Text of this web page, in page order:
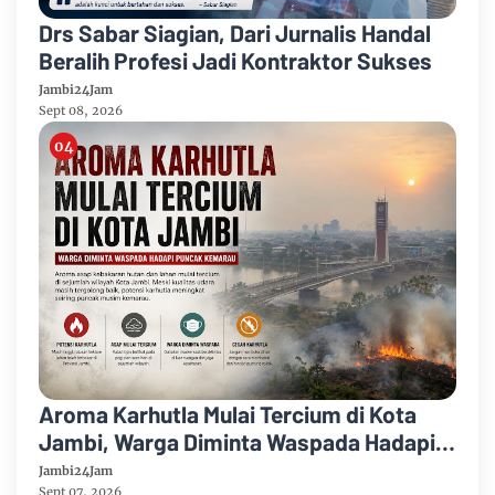
Drs Sabar Siagian, Dari Jurnalis Handal
Beralih Profesi Jadi Kontraktor Sukses
Jambi24Jam
Sept 08, 2026
Aroma Karhutla Mulai Tercium di Kota
Jambi, Warga Diminta Waspada Hadapi
Puncak Kemarau
Jambi24Jam
Sept 07, 2026